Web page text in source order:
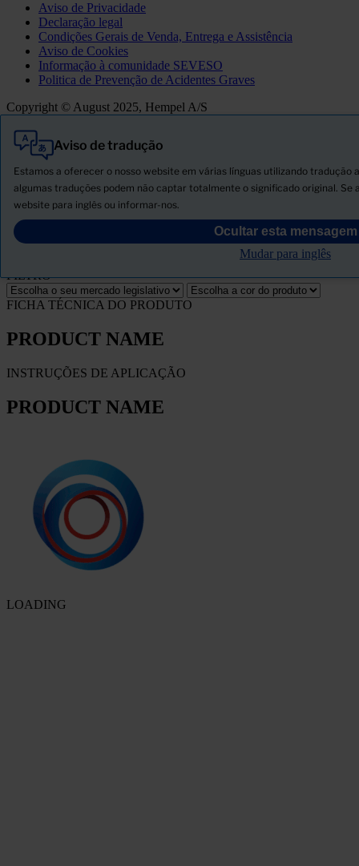
Aviso de Privacidade
Declaração legal
Condições Gerais de Venda, Entrega e Assistência
Aviso de Cookies
Informação à comunidade SEVESO
Politica de Prevenção de Acidentes Graves
Copyright © August 2025, Hempel A/S
Aviso de tradução
Estamos a oferecer o nosso website em várias línguas utilizando tradução
algumas traduções podem não captar totalmente o significado original. Se
website para inglês ou informar-nos.
Ocultar esta mensagem
Mudar para inglês
Tudo
Produtos
Descarregar ficha de segurança
PRODUCT NAME
FILTRO
FICHA TÉCNICA DO PRODUTO
PRODUCT NAME
INSTRUÇÕES DE APLICAÇÃO
PRODUCT NAME
LOADING